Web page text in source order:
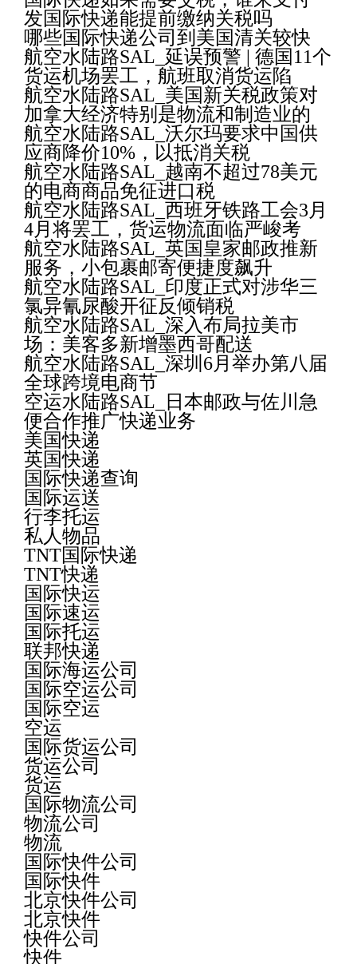
发国际快递能提前缴纳关税吗
哪些国际快递公司到美国清关较快
航空水陆路SAL_延误预警 | 德国11个
货运机场罢工，航班取消货运陷
航空水陆路SAL_美国新关税政策对
加拿大经济特别是物流和制造业的
航空水陆路SAL_沃尔玛要求中国供
应商降价10%，以抵消关税
航空水陆路SAL_越南不超过78美元
的电商商品免征进口税
航空水陆路SAL_西班牙铁路工会3月
4月将罢工，货运物流面临严峻考
航空水陆路SAL_英国皇家邮政推新
服务，小包裹邮寄便捷度飙升
航空水陆路SAL_印度正式对涉华三
氯异氰尿酸开征反倾销税
航空水陆路SAL_深入布局拉美市
场：美客多新增墨西哥配送
航空水陆路SAL_深圳6月举办第八届
全球跨境电商节
空运水陆路SAL_日本邮政与佐川急
便合作推广快递业务
美国快递
英国快递
国际快递查询
国际运送
行李托运
私人物品
TNT国际快递
TNT快递
国际快运
国际速运
国际托运
联邦快递
国际海运公司
国际空运公司
国际空运
空运
国际货运公司
货运公司
货运
国际物流公司
物流公司
物流
国际快件公司
国际快件
北京快件公司
北京快件
快件公司
快件